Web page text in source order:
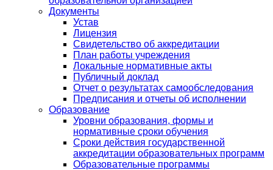
Документы
Устав
Лицензия
Свидетельство об аккредитации
План работы учреждения
Локальные нормативные акты
Публичный доклад
Отчет о результатах самообследования
Предписания и отчеты об исполнении
Образование
Уровни образования, формы и
нормативные сроки обучения
Сроки действия государственной
аккредитации образовательных программ
Образовательные программы